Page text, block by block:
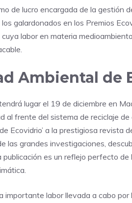
de lucro encargada de la gestión
galardonados en los Premios
labor en materia
Ambiental de
lugar el 19 de diciembre en
al frente del sistema de reciclaje
Ecovidrio’ a la prestigiosa
las grandes investigaciones,
es un reflejo perfecto
importante labor llevada a cabo